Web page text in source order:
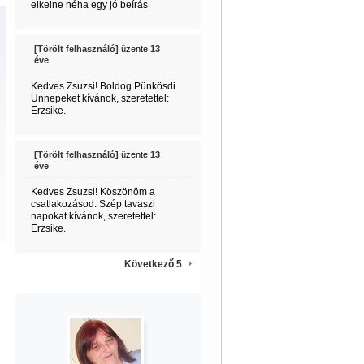
elkelne néha egy jó beírás
[Törölt felhasználó] üzente 13
éve
Kedves Zsuzsi! Boldog Pünkösdi
Ünnepeket kívánok, szeretettel:
Erzsike.
[Törölt felhasználó] üzente 13
éve
Kedves Zsuzsi! Köszönöm a
csatlakozásod. Szép tavaszi
napokat kívánok, szeretettel:
Erzsike.
Következő 5